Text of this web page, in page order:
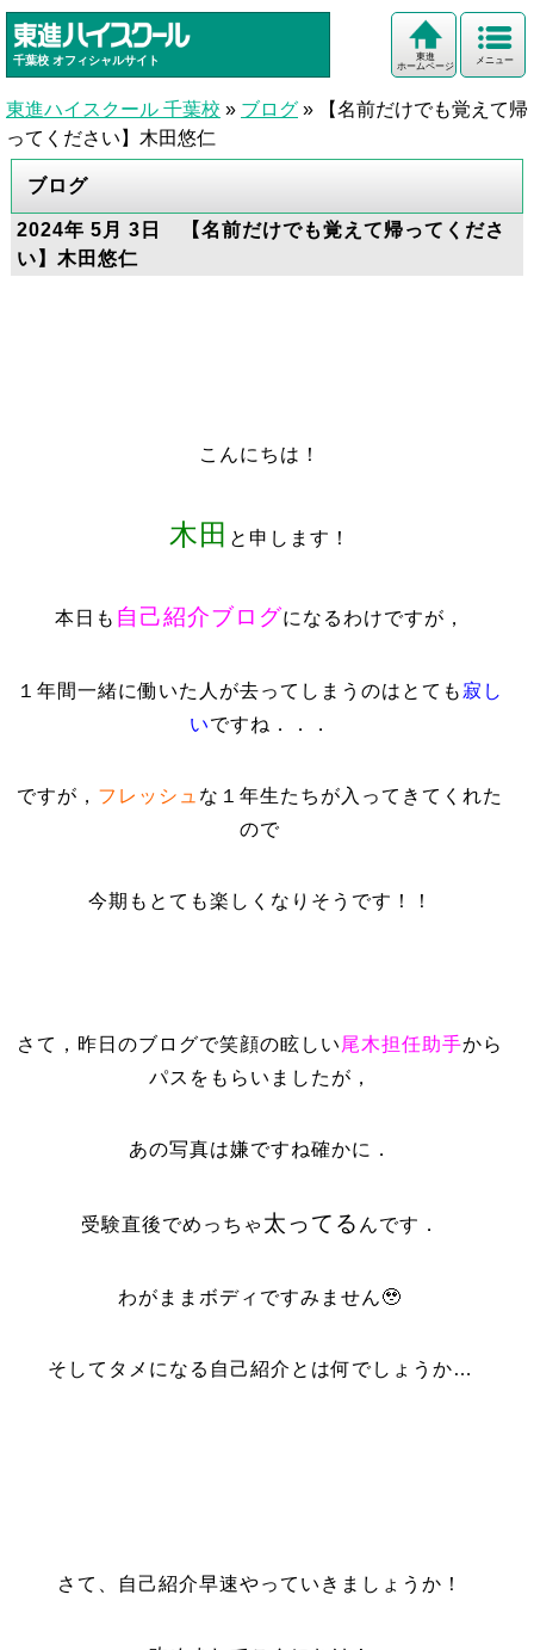
千葉校 オフィシャルサイト メニュー
東進
ホームページ
東進ハイスクール 千葉校 » ブログ »
【名前だけでも覚えて帰
ってください】木田悠仁
ブログ
2024年 5月 3日 【名前だけでも覚えて帰ってくださ
い】木田悠仁
こんにちは！
木田 と申します！
本日も 自己紹介ブログになるわけですが，
１年間一緒に働いた人が去ってしまうのはとても 寂し
いですね．．．
ですが， フレッシュ な１年生たちが入ってきてくれた
ので
今期もとても楽しくなりそうです！！
さて，昨日のブログで笑顔の眩しい 尾木担任助手から
パスをもらいましたが，
あの写真は嫌ですね確かに．
受験直後でめっちゃ 太ってる んです．
わがままボディですみません🥹
そしてタメになる自己紹介とは何でしょうか…
さて、自己紹介早速やっていきましょうか！